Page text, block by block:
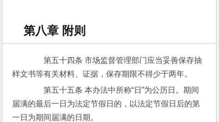
第八章 附则
第五十四条 市场监督管理部门应当妥善保存抽
样文书等有关材料、证据，保存期限不得少于两年。
第五十五条 本办法中所称“日”为公历日。期间
届满的最后一日为法定节假日的，以法定节假日后的第
一日为期间届满的日期。